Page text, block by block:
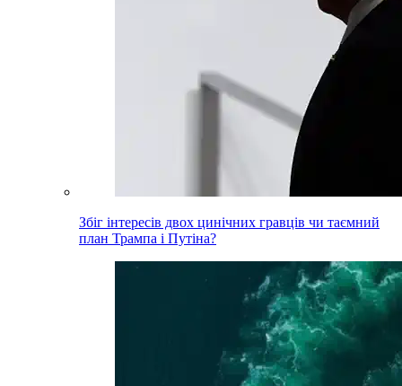
Збіг інтересів двох цинічних гравців чи таємний
план Трампа і Путіна?